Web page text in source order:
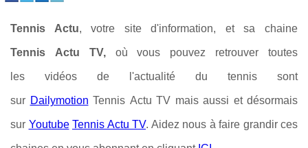
Tennis Actu, votre site d'information, et sa chaine
Tennis Actu TV,où vous pouvez retrouver toutes
les vidéos de l'actualité du tennis sont
sur Dailymotion Tennis Actu TV mais aussi et désormais
sur Youtube Tennis Actu TV. Aidez nous à faire grandir ces